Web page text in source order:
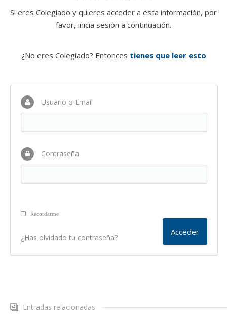
Si eres Colegiado y quieres acceder a esta información, por
favor, inicia sesión a continuación.
¿No eres Colegiado? Entonces tienes que leer esto
Usuario o Email
Contraseña
Recordarme
¿Has olvidado tu contraseña?
Entradas relacionadas